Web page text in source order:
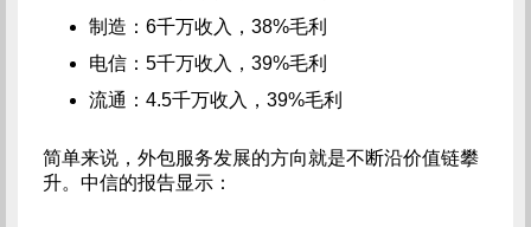
制造：6千万收入，38%毛利
电信：5千万收入，39%毛利
流通：4.5千万收入，39%毛利
简单来说，外包服务发展的方向就是不断沿价值链攀
升。中信的报告显示：